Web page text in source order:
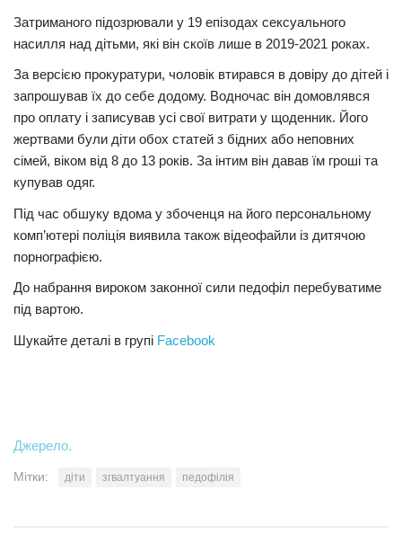
Затриманого підозрювали у 19 епізодах сексуального
насилля над дітьми, які він скоїв лише в 2019-2021 роках.
За версією прокуратури, чоловік втирався в довіру до дітей і
запрошував їх до себе додому. Водночас він домовлявся
про оплату і записував усі свої витрати у щоденник. Його
жертвами були діти обох статей з бідних або неповних
сімей, віком від 8 до 13 років. За інтим він давав їм гроші та
купував одяг.
Під час обшуку вдома у збоченця на його персональному
комп’ютері поліція виявила також відеофайли із дитячою
порнографією.
До набрання вироком законної сили педофіл перебуватиме
під вартою.
Шукайте деталі в групі Facebook
Джерело.
Мітки: діти згвалтуання педофілія